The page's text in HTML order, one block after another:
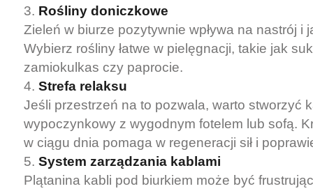
Rośliny doniczkowe
Zieleń w biurze pozytywnie wpływa na nastrój i
Wybierz rośliny łatwe w pielęgnacji, takie jak
zamiokulkas czy paprocie.
Strefa relaksu
Jeśli przestrzeń na to pozwala, warto stworzyć
wypoczynkowy z wygodnym fotelem lub sofą.
w ciągu dnia pomaga w regeneracji sił i
System zarządzania kablami
Plątanina kabli pod biurkiem może być